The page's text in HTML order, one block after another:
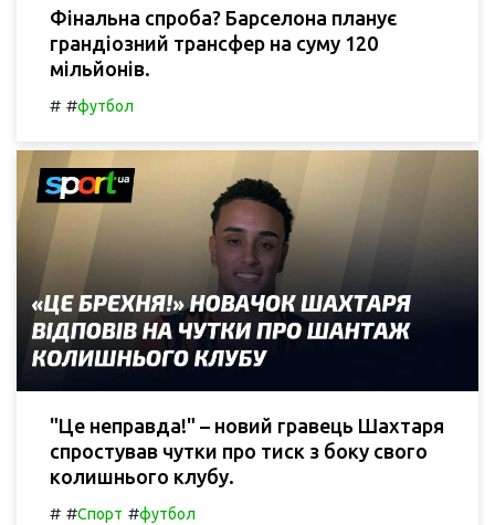
Фінальна спроба? Барселона планує
грандіозний трансфер на суму 120
мільйонів.
# #футбол
"Це неправда!" – новий гравець Шахтаря
спростував чутки про тиск з боку свого
колишнього клубу.
# #Спорт #футбол